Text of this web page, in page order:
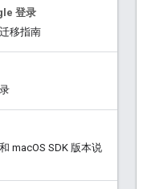
登录
移指南
macOS SDK 版本说